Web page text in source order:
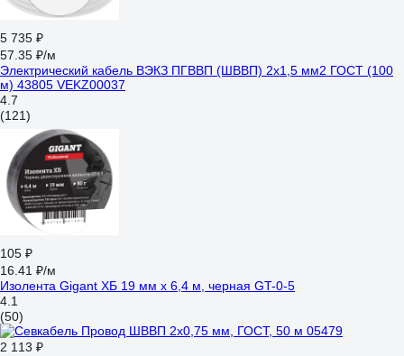
5 735 ₽
57.35 ₽/м
Электрический кабель ВЭКЗ ПГВВП (ШВВП) 2x1,5 мм2 ГОСТ (100
м) 43805 VEKZ00037
4.7
(121)
105 ₽
16.41 ₽/м
Изолента Gigant ХБ 19 мм х 6,4 м, черная GT-0-5
4.1
(50)
2 113 ₽